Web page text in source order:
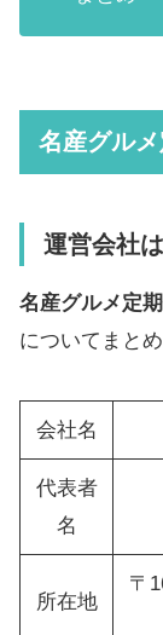
名産グル
運営会社
名産グルメ定
についてまとめ
会社名
代表者
名
所在地
〒